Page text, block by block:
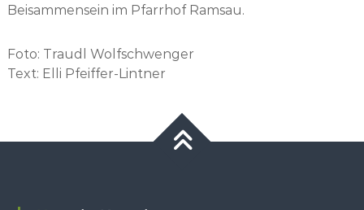
Beisammensein im Pfarrhof Ramsau.
Foto: Traudl Wolfschwenger
Text: Elli Pfeiffer-Lintner